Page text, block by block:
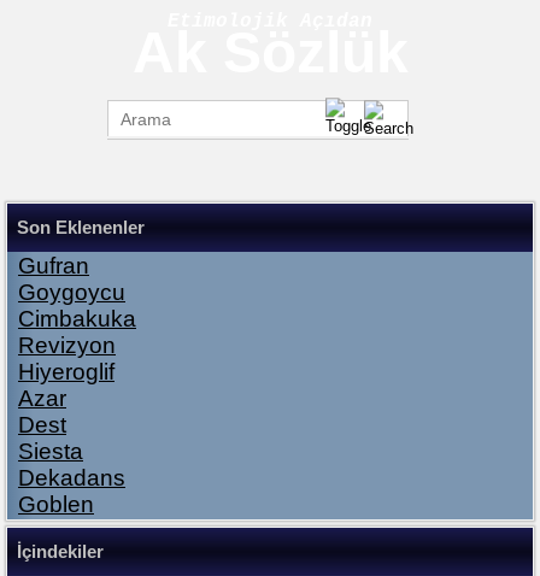
Son Eklenenler
Gufran
Goygoycu
Cimbakuka
Revizyon
Hiyeroglif
Azar
Dest
Siesta
Dekadans
Goblen
İçindekiler